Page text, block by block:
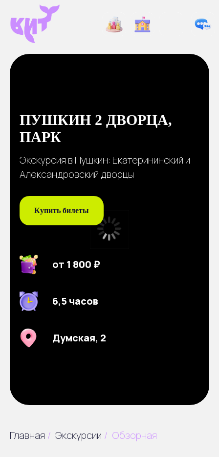
ПУШКИН 2 ДВОРЦА,
ПАРК
Экскурсия в Пушкин: Екатерининский и
Александровский дворцы
Купить билеты
от 1 800 ₽
6,5 часов
Думская, 2
Главная / Экскурсии / Обзорная